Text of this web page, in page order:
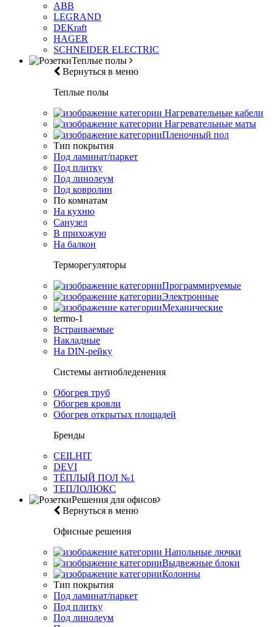
ABB
LEGRAND
DEKraft
HAGER
SCHNEIDER ELECTRIC
Теплые полы
Вернуться в меню
Теплые полы
Нагревательные кабели
Нагревательные маты
Пленочный пол
Тип покрытия
Под ламинат/паркет
Под плитку
Под линолеум
Под ковролин
По комнатам
На кухню
Санузел
В прихожую
На балкон
Терморегуляторы
Программируемые
Электронные
Механические
termo-1
Встраиваемые
Накладные
На DIN-рейку
Системы антиобледенения
Обогрев труб
Обогрев кровли
Обогрев открытых площадей
Бренды
CEILHIT
DEVI
ТЁПЛЫЙ ПОЛ №1
ТЕПЛОЛЮКС
Решения для офисов
Вернуться в меню
Офисные решения
Напольные лючки
Выдвежные блоки
Колонны
Тип покрытия
Под ламинат/паркет
Под плитку
Под линолеум